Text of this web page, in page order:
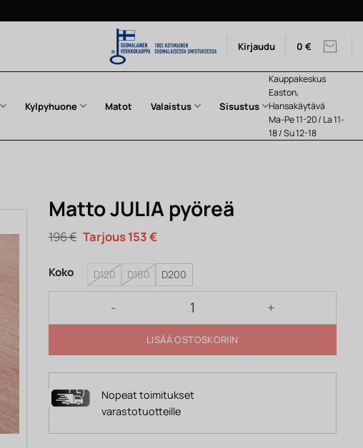
Kirjaudu 0 €
Kylpyhuone Matot Valaistus Sisustus
Kauppakeskus
Easton,
Hansakäytävä
Ma-Pe 11-20 / La 11-
18 / Su 12-18
Matto JULIA pyöreä
196€ Alkuperäinen
hinta
196 €.
153€Nykyinen
153 €.
Koko D120 D160 D200
Matto JULIA pyöreä määrä
LISÄÄ OSTOSKORIIN
Nopeat toimitukset
varastotuotteille